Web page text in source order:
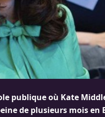
publique où Kate
de plusieurs mois en